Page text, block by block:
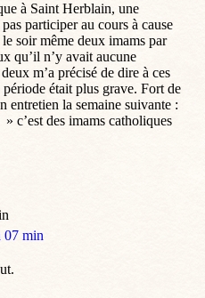
à Saint Herblain, une
participer au cours à cause
soir même deux imams par
qu’il n’y avait aucune
m’a précisé de dire à ces
était plus grave. Fort de
entretien la semaine suivante :
c’est des imams catholiques
07 min